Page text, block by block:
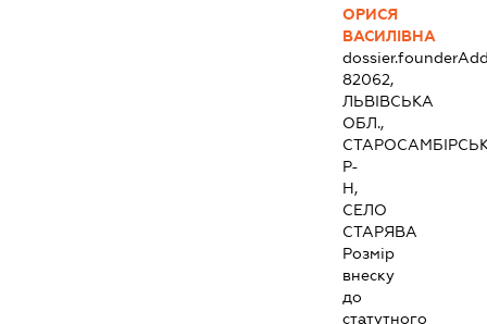
ОРИСЯ
ВАСИЛІВНА
82062,
ЛЬВІВСЬКА
ОБЛ.,
Р-
Н,
СЕЛО
СТАРЯВА
Розмір
внеску
до
статутного